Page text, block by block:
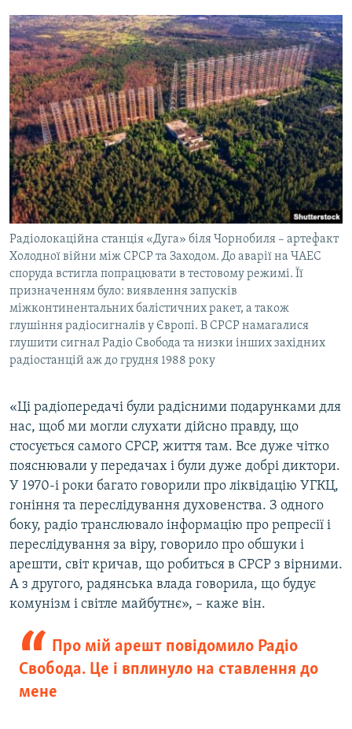
Радіолокаційна станція «Дуга» біля Чорнобиля – артефакт
Холодної війни між СРСР та Заходом. До аварії на ЧАЕС
споруда встигла попрацювати в тестовому режимі. Її
призначенням було: виявлення запусків
міжконтинентальних балістичних ракет, а також
глушіння радіосигналів у Європі. В СРСР намагалися
глушити сигнал Радіо Свобода та низки інших західних
радіостанцій аж до грудня 1988 року
«Ці радіопередачі були радісними подарунками для
нас, щоб ми могли слухати дійсно правду, що
стосується самого СРСР, життя там. Все дуже чітко
пояснювали у передачах і були дуже добрі диктори.
У 1970-і роки багато говорили про ліквідацію УГКЦ,
гоніння та переслідування духовенства. З одного
боку, радіо транслювало інформацію про репресії і
переслідування за віру, говорило про обшуки і
арешти, світ кричав, що робиться в СРСР з вірними.
А з другого, радянська влада говорила, що будує
комунізм і світле майбутнє», – каже він.
Про мій арешт повідомило Радіо
Свобода. Це і вплинуло на ставлення до
мене